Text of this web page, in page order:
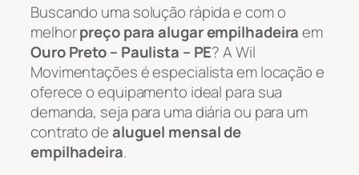
Buscando uma solução rápida e com o
melhorpreço para alugar empilhadeiraem
Ouro Preto – Paulista – PE? A Wil
Movimentações é especialista em locação e
oferece o equipamento ideal para sua
demanda, seja para uma diária ou para um
contrato dealuguel mensal de
empilhadeira.